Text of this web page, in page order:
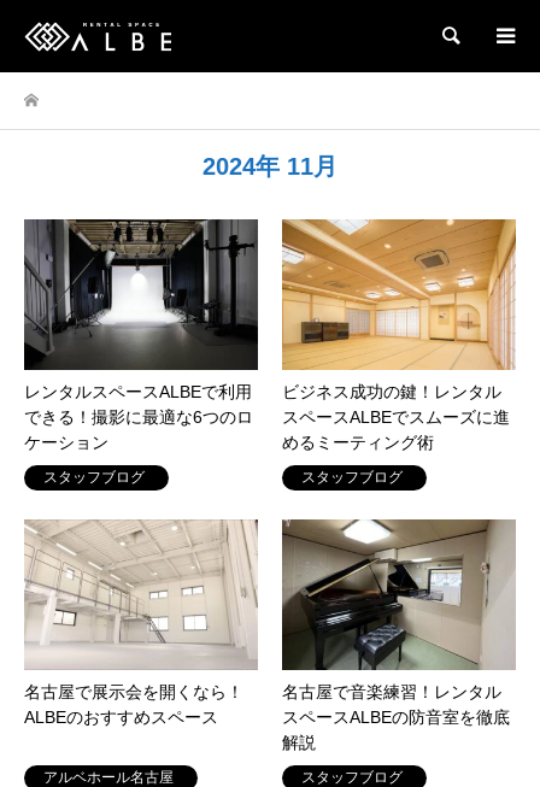
検索
2024年 11月
レンタルスペースALBEで利用
できる！撮影に最適な6つのロ
ケーション
スタッフブログ
ビジネス成功の鍵！レンタル
スペースALBEでスムーズに進
めるミーティング術
スタッフブログ
名古屋で展示会を開くなら！
ALBEのおすすめスペース
アルベホール名古屋
名古屋で音楽練習！レンタル
スペースALBEの防音室を徹底
解説
スタッフブログ